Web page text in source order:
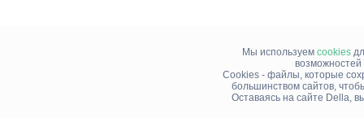
Мы используем cookies
Cookies - файлы, которые
большинством сайтов,
Оставаясь на сайте Della,